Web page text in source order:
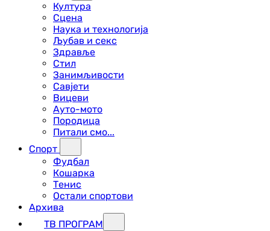
Култура
Сцена
Наука и технологија
Љубав и секс
Здравље
Стил
Занимљивости
Савјети
Вицеви
Ауто-мото
Породица
Питали смо...
Спорт
Фудбал
Кошарка
Тенис
Остали спортови
Архива
ТВ ПРОГРАМ